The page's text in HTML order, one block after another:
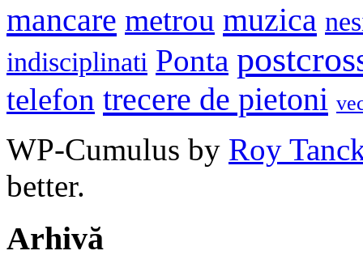
mancare metrou muzica
indisciplinati Ponta
telefon trecere de pietoni
WP-Cumulus by Roy
better.
Arhivă